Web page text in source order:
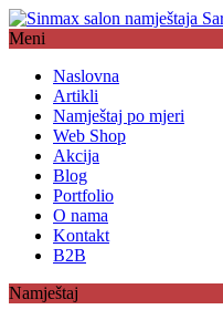
Meni
Naslovna
Artikli
Namještaj po mjeri
Web Shop
Akcija
Blog
Portfolio
O nama
Kontakt
B2B
Namještaj